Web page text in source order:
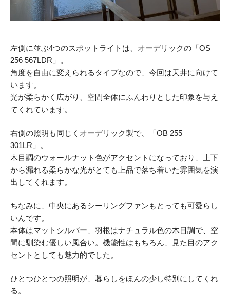
左側に並ぶ4つのスポットライトは、オーデリックの「OS
256 567LDR」。
角度を自由に変えられるタイプなので、今回は天井に向けて
います。
光が柔らかく広がり、空間全体にふんわりとした印象を与え
てくれています。
右側の照明も同じくオーデリック製で、「OB 255
301LR」。
木目調のウォールナット色がアクセントになっており、上下
から漏れる柔らかな光がとても上品で落ち着いた雰囲気を演
出してくれます。
ちなみに、中央にあるシーリングファンもとっても可愛らし
いんです。
本体はマットシルバー、羽根はナチュラル色の木目調で、空
間に馴染む優しい風合い。機能性はもちろん、見た目のアク
セントとしても魅力的でした。
ひとつひとつの照明が、暮らしをほんの少し特別にしてくれ
る。